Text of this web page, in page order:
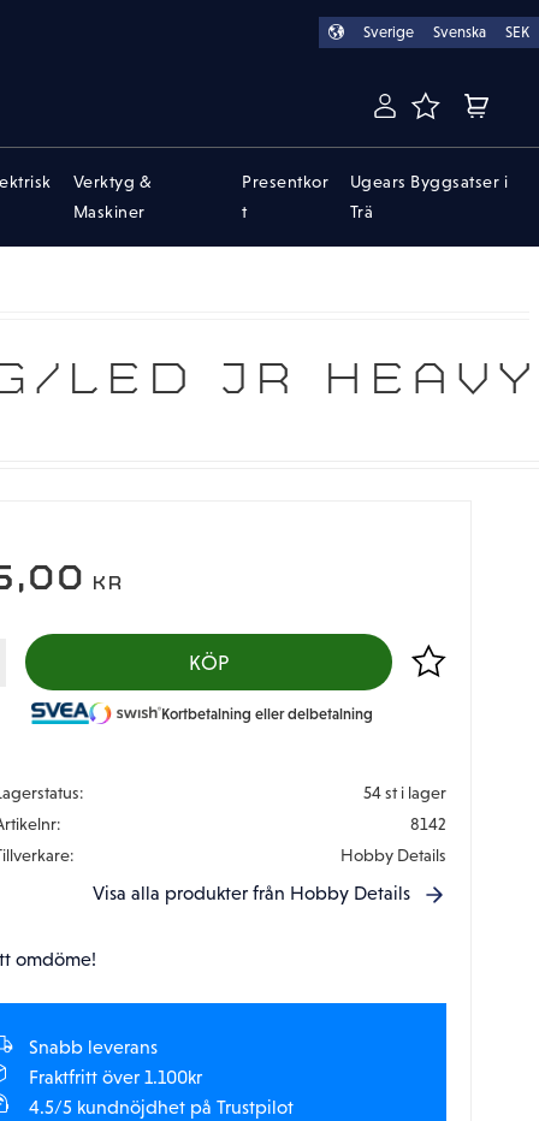
Sverige Svenska SEK
FAVORITER
Verktyg &
Maskiner
Presentkor
t
Ugears Byggsatser i
Trä
LED JR HEAVY
KR
KÖP Lägg till i
Kortbetalning eller delbetalning
54 st i lager
8142
Hobby Details
Visa alla produkter från Hobby Details
omdöme!
Snabb leverans
Fraktfritt över 1.100kr
4.5/5 kundnöjdhet på Trustpilot